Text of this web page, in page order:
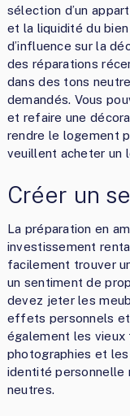
sélection d’un
et la liquidité du
d’influence sur la
des réparations
dans des tons
demandés. Vous
et refaire une
rendre le logement
veuillent acheter un
Créer un
La préparation en
investissement
facilement trouver
un sentiment de
devez jeter les
effets personnels et
également les vieux
photographies et
identité personnelle
neutres.